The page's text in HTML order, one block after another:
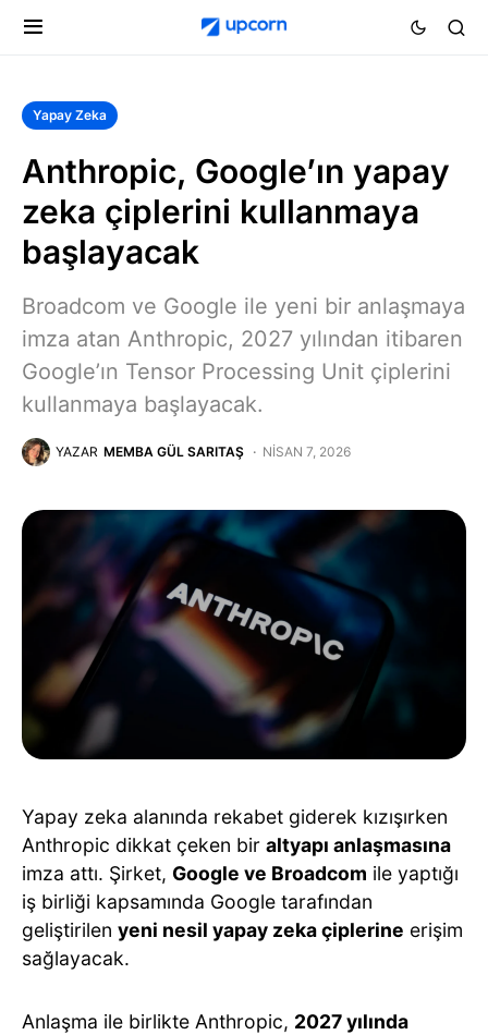
Yapay Zeka
Anthropic, Google’ın yapay
zeka çiplerini kullanmaya
başlayacak
Broadcom ve Google ile yeni bir anlaşmaya
imza atan Anthropic, 2027 yılından itibaren
Google’ın Tensor Processing Unit çiplerini
kullanmaya başlayacak.
YAZAR MEMBA GÜL SARITAŞ NISAN 7, 2026
Yapay zeka alanında rekabet giderek kızışırken
Anthropic dikkat çeken bir altyapı anlaşmasına
imza attı. Şirket, Google ve Broadcom ile yaptığı
iş birliği kapsamında Google tarafından
geliştirilen yeni nesil yapay zeka çiplerine erişim
sağlayacak.
Anlaşma ile birlikte Anthropic, 2027 yılında